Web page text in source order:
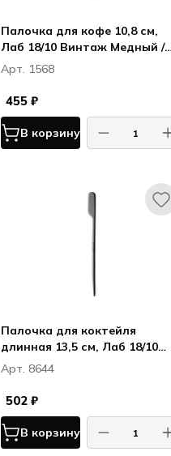
Палочка для кофе 10,8 см,
Лаб 18/10 Винтаж Медный /
Lab 18/10 Vintage Copper
Арт. 1568
455 ₽
В корзину
Палочка для коктейля
длинная 13,5 см, Лаб 18/10
Черный Лёд / Lab 18/10 Ice
Black
Арт. 8644
502 ₽
В корзину